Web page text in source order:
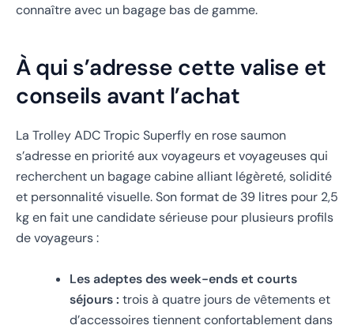
connaître avec un bagage bas de gamme.
À qui s’adresse cette valise et
conseils avant l’achat
La Trolley ADC Tropic Superfly en rose saumon
s’adresse en priorité aux voyageurs et voyageuses qui
recherchent un bagage cabine alliant légèreté, solidité
et personnalité visuelle. Son format de 39 litres pour 2,5
kg en fait une candidate sérieuse pour plusieurs profils
de voyageurs :
Les adeptes des week-ends et courts
séjours : trois à quatre jours de vêtements et
d’accessoires tiennent confortablement dans